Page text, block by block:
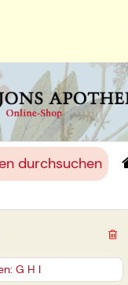
durchsuchen
G H I